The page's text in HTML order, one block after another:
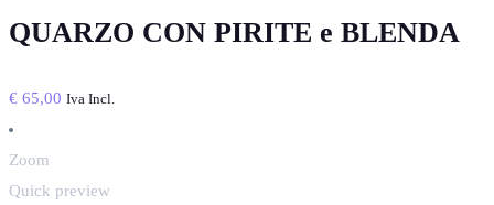
QUARZO CON PIRITE e BLENDA
€ 65,00 Iva Incl.
Zoom
Quick preview